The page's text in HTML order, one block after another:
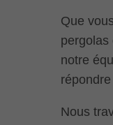
Que
pergolas
notre
Nous